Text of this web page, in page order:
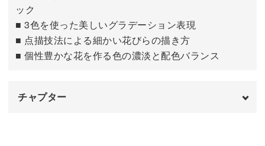
ック
■ 3色を使った美しいグラデーション表現
■ 点描技法による細かい花びらの描き方
■ 個性豊かな花を作る色の濃淡と配色バランス
チャプター